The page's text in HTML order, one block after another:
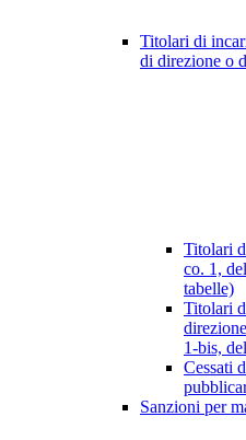
Titolari di
di direzione o
Titolari
co. 1,
tabelle)
Titolari
1-bis,
Cessati
Sanzioni per